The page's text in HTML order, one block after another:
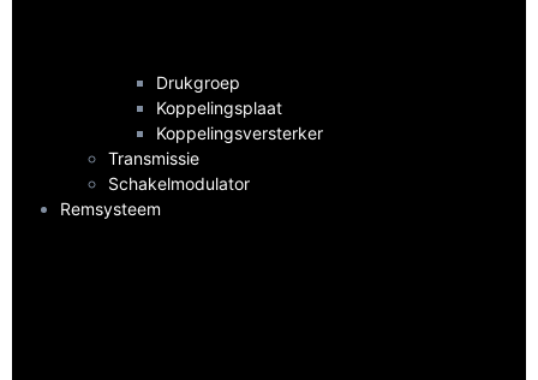
Drukgroep
Koppelingsplaat
Koppelingsversterker
Transmissie
Schakelmodulator
Remsysteem